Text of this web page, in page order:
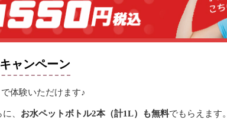
ャンペーン
で体験いただけます♪
、 お水ペットボトル2本（計1L）も無料でもらえます。